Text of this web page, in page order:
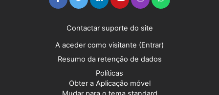
Contactar suporte do site
A aceder como visitante (Entrar)
Resumo da retenção de dados
Políticas
Obter a Aplicação móvel